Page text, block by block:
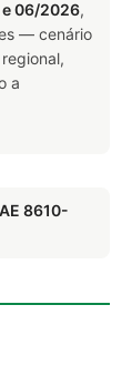
06/2026,
— cenário
a
8610-